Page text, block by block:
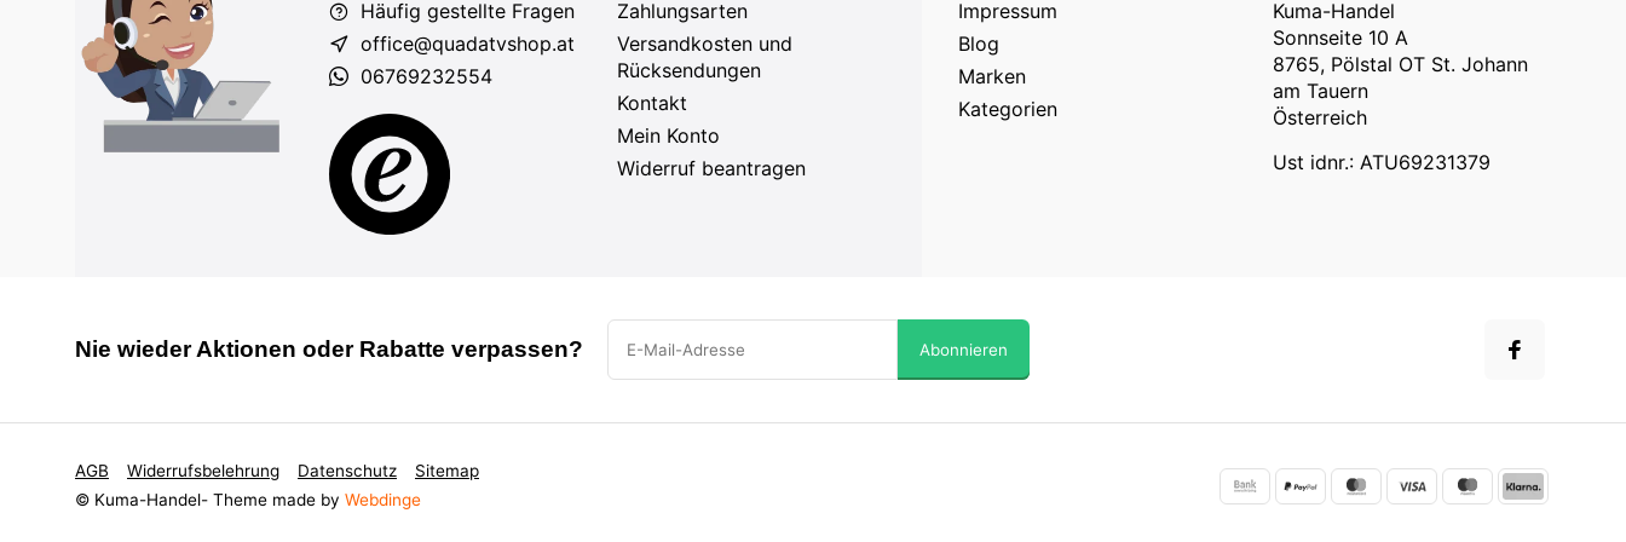
Häufig gestellte Fragen
office@quadatvshop.at
06769232554
Zahlungsarten
Versandkosten und
Rücksendungen
Kontakt
Mein Konto
Widerruf beantragen
Impressum
Blog
Marken
Kategorien
Kuma-Handel
Sonnseite 10 A
8765, Pölstal OT St. Johann
am Tauern
Österreich
Ust idnr.: ATU69231379
Nie wieder Aktionen oder Rabatte verpassen? Abonnieren
AGB Widerrufsbelehrung Datenschutz
Sitemap
© Kuma-Handel- Theme made by Webdinge